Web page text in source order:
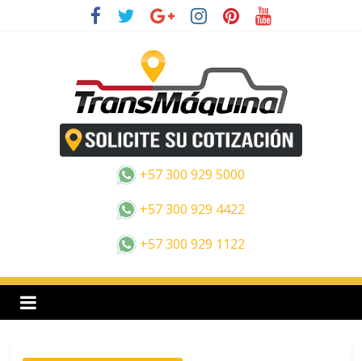
a
n
+57 300 929 5000
+57 300 929 4422
+57 300 929 1122